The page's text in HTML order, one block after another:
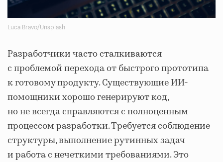
Luca Bravo/Unsplash
Разработчики часто сталкиваются
с проблемой перехода от быстрого прототипа
к готовому продукту. Существующие ИИ-
помощники хорошо генерируют код,
но не всегда справляются с полноценным
процессом разработки. Требуется соблюдение
структуры, выполнение рутинных задач
и работа с нечеткими требованиями. Это